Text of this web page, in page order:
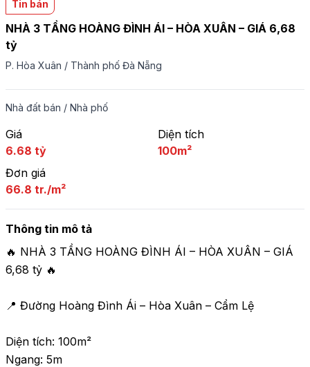
Tin bán
NHÀ 3 TẦNG HOÀNG ĐÌNH ÁI – HÒA XUÂN – GIÁ 6,68
tỷ
P. Hòa Xuân / Thành phố Đà Nẵng
Nhà đất bán / Nhà phố
Giá
6.68 tỷ
Diện tích
100m²
Đơn giá
66.8 tr./m²
Thông tin mô tả
🔥 NHÀ 3 TẦNG HOÀNG ĐÌNH ÁI – HÒA XUÂN – GIÁ
6,68 tỷ 🔥
📍 Đường Hoàng Đình Ái – Hòa Xuân – Cẩm Lệ
Diện tích: 100m²
Ngang: 5m